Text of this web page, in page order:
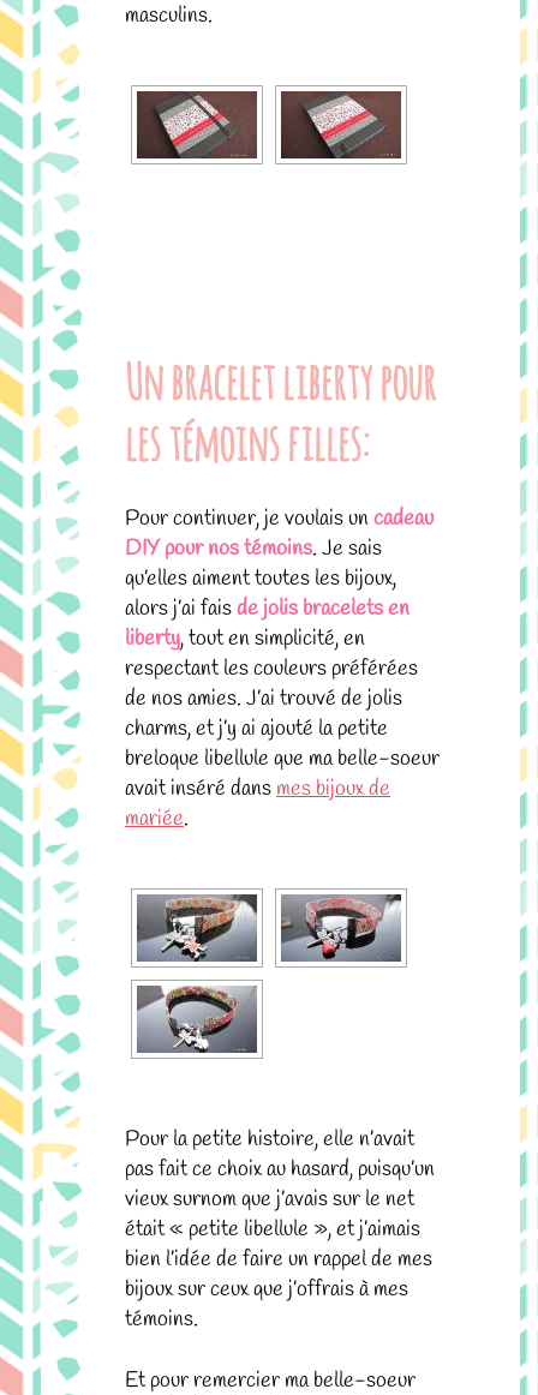
masculins.
Un bracelet liberty pour
les témoins filles:
Pour continuer, je voulais uncadeau
DIY pour nos témoins. Je sais
qu’elles aiment toutes les bijoux,
alors j’ai faisde jolis bracelets en
liberty, tout en simplicité, en
respectant les couleurs préférées
de nos amies. J’ai trouvé de jolis
charms, et j’y ai ajouté la petite
breloque libellule que ma belle-soeur
avait inséré dansmes bijoux de
mariée.
Pour la petite histoire, elle n’avait
pas fait ce choix au hasard, puisqu’un
vieux surnom que j’avais sur le net
était « petite libellule », et j’aimais
bien l’idée de faire un rappel de mes
bijoux sur ceux que j’offrais à mes
témoins.
Et pour remercier ma belle-soeur